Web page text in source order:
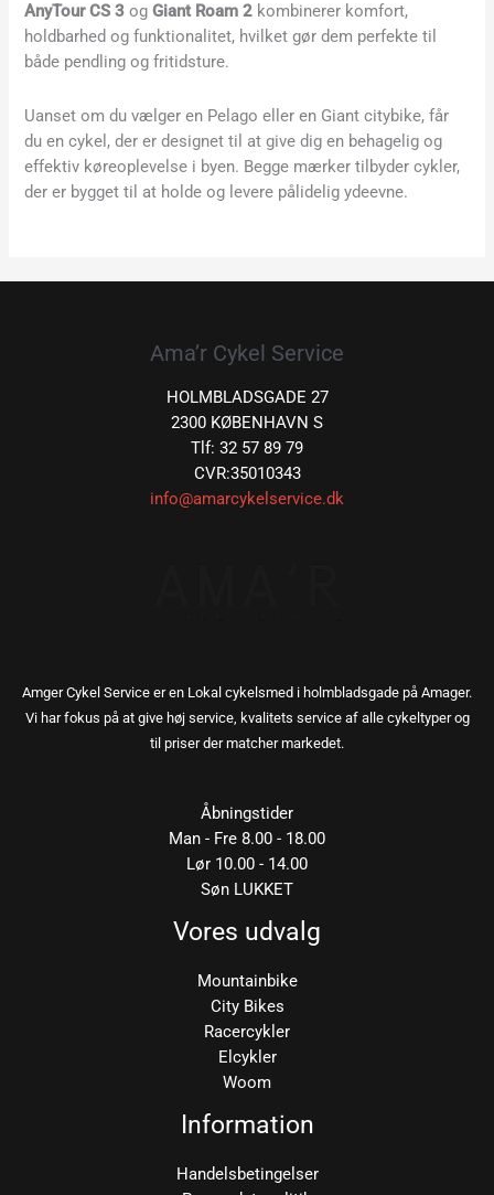
AnyTour CS 3 ogGiant Roam 2 kombinerer komfort,
holdbarhed og funktionalitet, hvilket gør dem perfekte til
både pendling og fritidsture.
Uanset om du vælger en Pelago eller en Giant citybike, får
du en cykel, der er designet til at give dig en behagelig og
effektiv køreoplevelse i byen. Begge mærker tilbyder cykler,
der er bygget til at holde og levere pålidelig ydeevne.
Ama’r Cykel Service
HOLMBLADSGADE 27
2300 KØBENHAVN S
Tlf: 32 57 89 79
CVR:35010343
info@amarcykelservice.dk
Amger Cykel Service er en Lokal cykelsmed i holmbladsgade på Amager.
Vi har fokus på at give høj service, kvalitets service af alle cykeltyper og
til priser der matcher markedet.
Åbningstider
Man - Fre 8.00 - 18.00
Lør 10.00 - 14.00
Søn LUKKET
Vores udvalg
Mountainbike
City Bikes
Racercykler
Elcykler
Woom
Information
Handelsbetingelser